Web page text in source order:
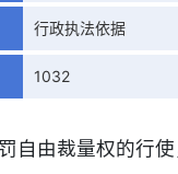
行政执法依据
1032
自由裁量权的行